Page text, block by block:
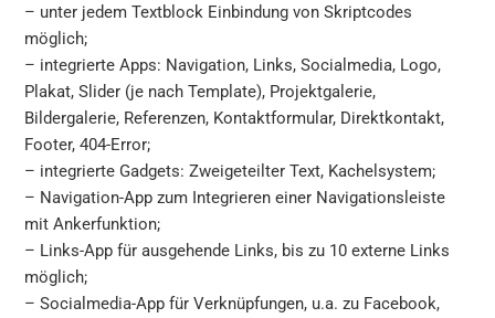
– unter jedem Textblock Einbindung von Skriptcodes
möglich;
– integrierte Apps: Navigation, Links, Socialmedia, Logo,
Plakat, Slider (je nach Template), Projektgalerie,
Bildergalerie, Referenzen, Kontaktformular, Direktkontakt,
Footer, 404-Error;
– integrierte Gadgets: Zweigeteilter Text, Kachelsystem;
– Navigation-App zum Integrieren einer Navigationsleiste
mit Ankerfunktion;
– Links-App für ausgehende Links, bis zu 10 externe Links
möglich;
– Socialmedia-App für Verknüpfungen, u.a. zu Facebook,